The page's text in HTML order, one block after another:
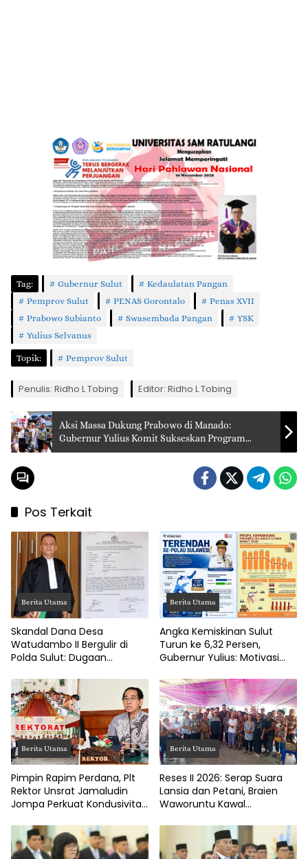
Tag: Gubernur Sulut
Kedaulatan Pangan
Pemprov Sulut
PENAS Gorontalo
Penas XVII
Prabowo Subianto
Swasembada Pangan
YSK
Yulius Selvanus
Topik: Pemprov Sulut
Penulis: Ridho L Tobing Editor: Ridho L Tobing
Aksi Massa Dukung Prabowo di Manado:
Gubernur Yulius Komit Sukseskan Program
Strategis Nasional di Sulut
Pos Terkait
Berita Utama
Skandal Dana Desa
Watudambo II Bergulir di
Polda Sulut: Dugaan
Hingga Jalan Tani Rp214
Juta
Berita Utama
Angka Kemiskinan Sulut
Turun ke 6,32 Persen,
Gubernur Yulius: Motivasi
Berita Utama
Pimpin Rapim Perdana, Plt
Rektor Unsrat Jamaludin
Jompa Perkuat Kondusivitas
Berita Utama
Reses II 2026: Serap Suara
Lansia dan Petani, Braien
Waworuntu Kawal